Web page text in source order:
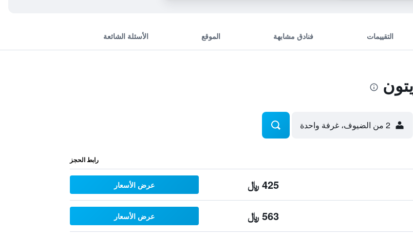
التقييمات فنادق مشابهة الموقع الأسئلة الشائعة
2 من الضيوف، غرفة واحدة
رابط الحجز
425 ﷼ عرض الأسعار
563 ﷼ عرض الأسعار